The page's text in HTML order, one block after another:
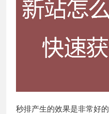
秒排产生的效果是非常好